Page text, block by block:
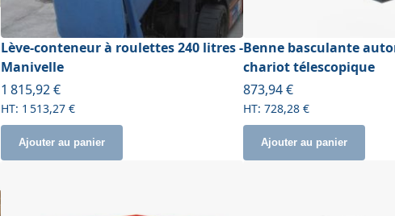
Lève-conteneur à roulettes 240 litres -
Manivelle
1 815,92 €
1 513,27 €
Ajouter au panier
Benne basculante
chariot télescopique
À partir de
873,94 €
728,28 €
Ajouter au panier